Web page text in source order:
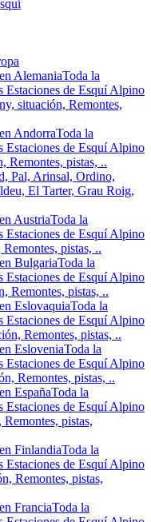
AlemaniaToda la
Estaciones de Esquí Alpino
situación, Remontes,
AndorraToda la
Estaciones de Esquí Alpino
Remontes, pistas, ..
Pal, Arinsal, Ordino,
El Tarter, Grau Roig,
AustriaToda la
Estaciones de Esquí Alpino
pistas, ..
BulgariaToda la
Estaciones de Esquí Alpino
Remontes, pistas, ..
EslovaquiaToda la
Estaciones de Esquí Alpino
Remontes, pistas, ..
EsloveniaToda la
Estaciones de Esquí Alpino
Remontes, pistas, ..
EspañaToda la
Estaciones de Esquí Alpino
pistas,
FinlandiaToda la
Estaciones de Esquí Alpino
Remontes, pistas,
FranciaToda la